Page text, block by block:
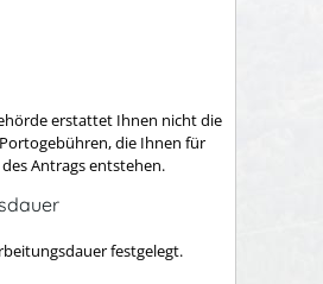
erstattet Ihnen nicht die
die Ihnen für
Antrags entstehen.
festgelegt.